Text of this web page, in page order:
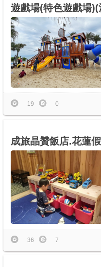
遊戲場(特色遊戲場)(
19 0
成旅晶贊飯店.花蓮
36 7